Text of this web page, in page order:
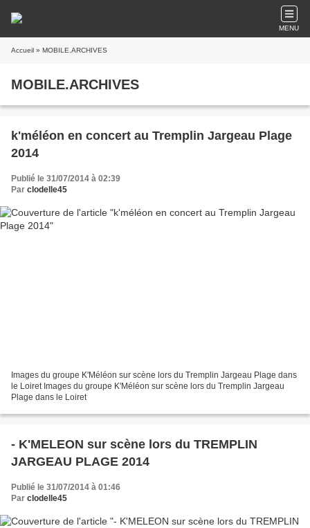
MENU
Accueil » MOBILE.ARCHIVES
MOBILE.ARCHIVES
k'méléon en concert au Tremplin Jargeau Plage
2014
Publié le 31/07/2014 à 02:39
Par clodelle45
Images du groupe K'Méléon sur scène lors du Tremplin Jargeau Plage dans
le Loiret Images du groupe K'Méléon sur scène lors du Tremplin Jargeau
Plage dans le Loiret
- K'MELEON sur scène lors du TREMPLIN
JARGEAU PLAGE 2014
Publié le 31/07/2014 à 01:46
Par clodelle45